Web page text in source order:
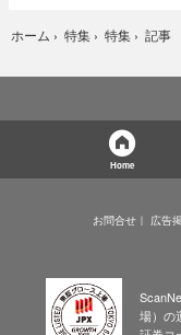
ホーム › 特集 › 特集 › 記事
Home
お問合せ 広告
場）の